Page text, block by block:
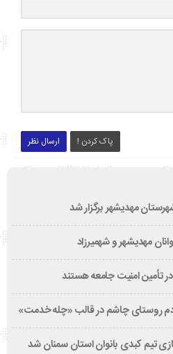
ارسال نظر پاک کردن !
مهدیشهر برگزار شد
مهدیشهر و شهمیرزاد
تأمین امنیت جامعه هستند
روستای چاشم در قالب «چله خدمت»
تیم کبدی بانوان استان سمنان شد